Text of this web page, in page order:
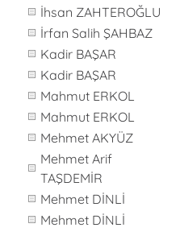
İhsan ZAHTEROĞLU
İrfan Salih ŞAHBAZ
Kadir BAŞAR
Kadir BAŞAR
Mahmut ERKOL
Mahmut ERKOL
Mehmet AKYÜZ
Mehmet Arif
TAŞDEMİR
Mehmet DİNLİ
Mehmet DİNLİ